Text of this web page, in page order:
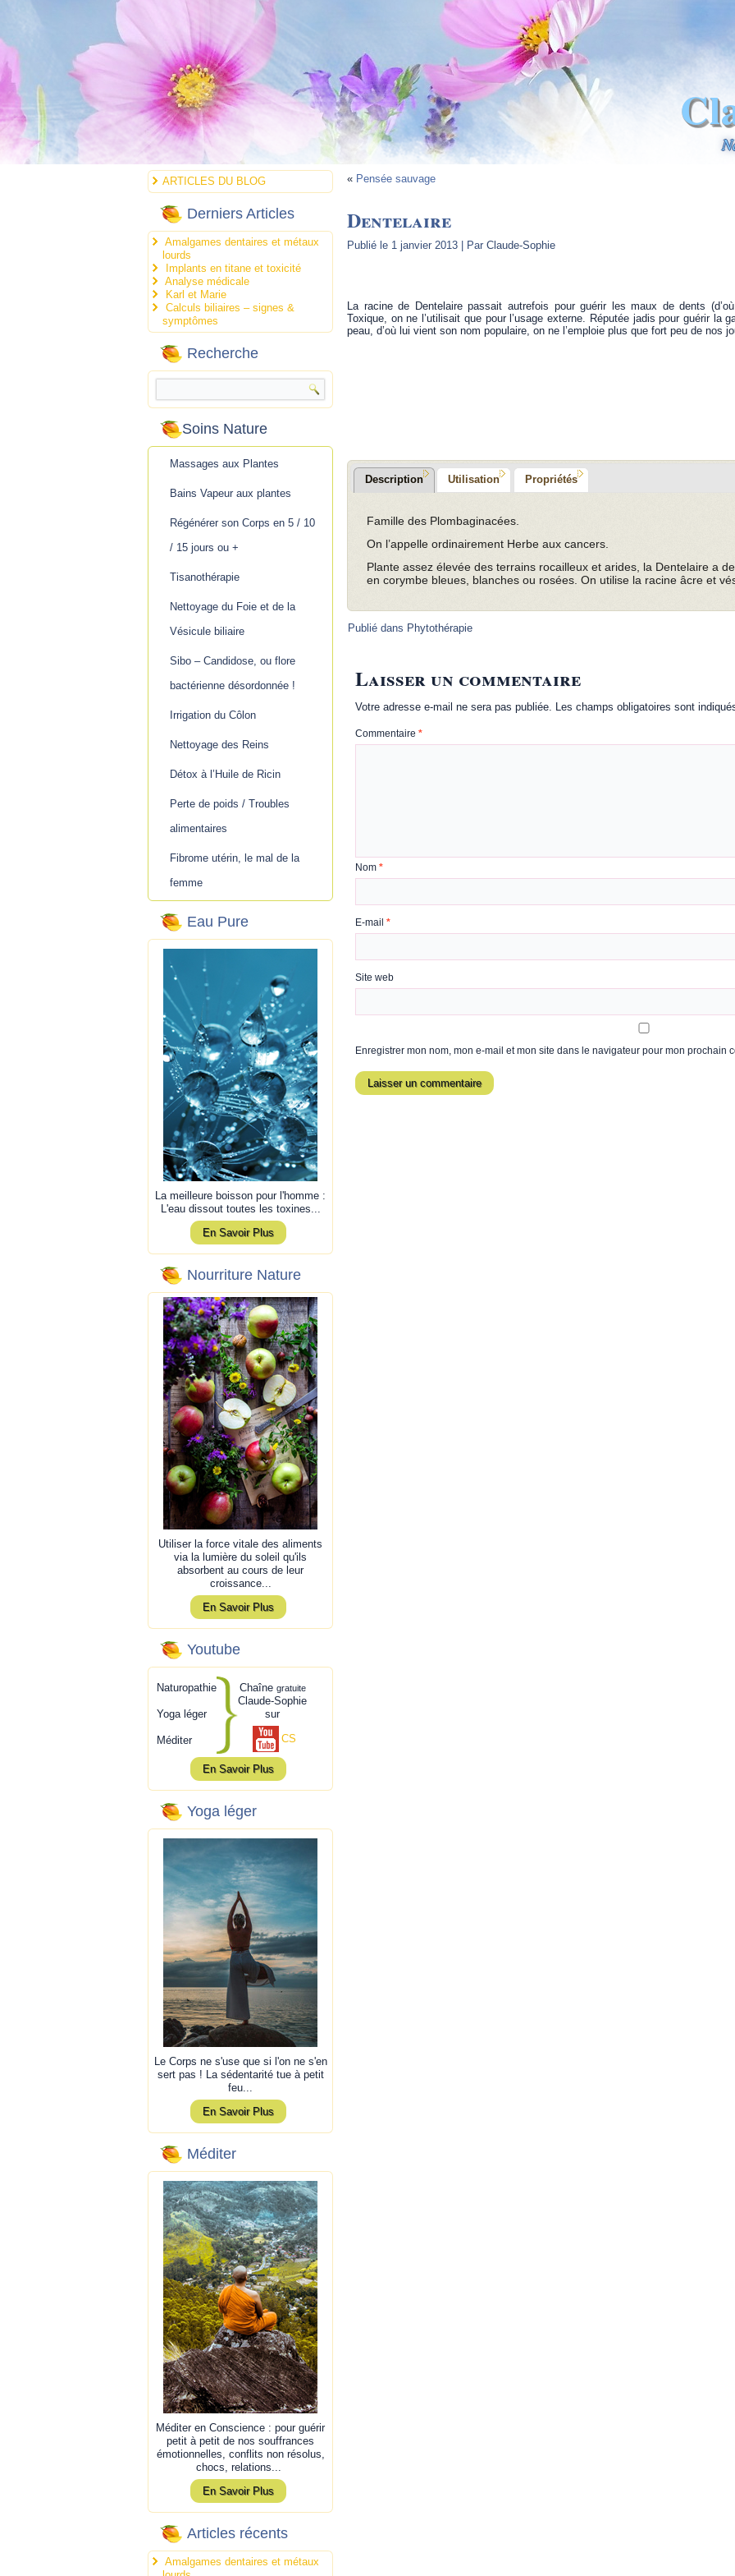
ARTICLES DU BLOG
Derniers Articles
Amalgames dentaires et métaux
lourds
Implants en titane et toxicité
Analyse médicale
Karl et Marie
Calculs biliaires – signes &
symptômes
Recherche
Soins Nature
Massages aux Plantes
Bains Vapeur aux plantes
Régénérer son Corps en 5 / 10
/ 15 jours ou +
Tisanothérapie
Nettoyage du Foie et de la
Vésicule biliaire
Sibo – Candidose, ou flore
bactérienne désordonnée !
Irrigation du Côlon
Nettoyage des Reins
Détox à l’Huile de Ricin
Perte de poids / Troubles
alimentaires
Fibrome utérin, le mal de la
femme
Eau Pure
La meilleure boisson pour l'homme :
L'eau dissout toutes les toxines...
En Savoir Plus
Nourriture Nature
Utiliser la force vitale des aliments
via la lumière du soleil qu'ils
absorbent au cours de leur
croissance...
En Savoir Plus
Youtube
Naturopathie
Yoga léger
Méditer
Chaîne gratuite
Claude-Sophie
sur
CS
En Savoir Plus
Yoga léger
Le Corps ne s'use que si l'on ne s'en
sert pas ! La sédentarité tue à petit
feu...
En Savoir Plus
Méditer
Méditer en Conscience : pour guérir
petit à petit de nos souffrances
émotionnelles, conflits non résolus,
chocs, relations...
En Savoir Plus
Articles récents
Amalgames dentaires et métaux
« Pensée sauvage
Dentelaire
Publié le 1 janvier 2013 Par Claude-Sophie
La racine de Dentelaire passait autrefois pour guérir les maux de dents
Toxique, on ne l’utilisait que pour l’usage externe. Réputée jadis pour guérir la
peau, d’où lui vient son nom populaire, on ne l’emploie plus que fort peu de nos
Description Utilisation Propriétés
Famille des Plombaginacées.
On l’appelle ordinairement Herbe aux cancers.
Plante assez élevée des terrains rocailleux et arides, la Dentelaire a
en corymbe bleues, blanches ou rosées. On utilise la racine âcre et
Publié dans Phytothérapie
Laisser un commentaire
Votre adresse e-mail ne sera pas publiée. Les champs obligatoires sont
Commentaire *
Nom *
E-mail *
Site web
Enregistrer mon nom, mon e-mail et mon site dans le navigateur pour mon prochain